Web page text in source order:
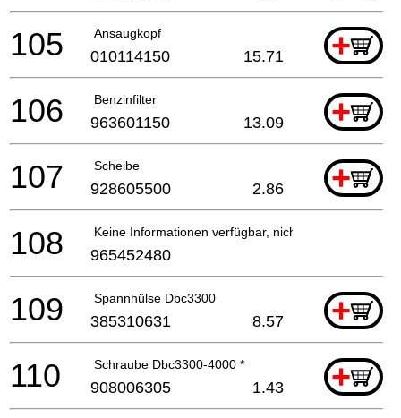
Ansaugkopf +
105 010114150 15.71
Benzinfilter +
106 963601150 13.09
Scheibe +
107 928605500 2.86
Keine Informationen verfügbar, nicht bestellbar
108 965452480
Spannhülse Dbc3300 +
109 385310631 8.57
Schraube Dbc3300-4000 * +
110 908006305 1.43